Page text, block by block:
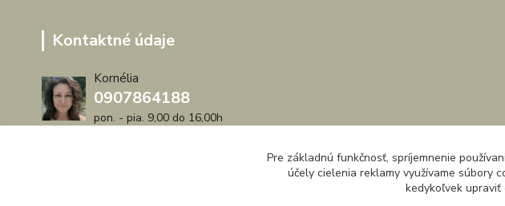
Kontaktné údaje
Kornélia
0907864188
pon. - pia. 9,00 do 16,00h
Pre základnú funkčnosť, spríjemnenie
účely cielenia reklamy využívame súbory
kedykoľvek upraviť